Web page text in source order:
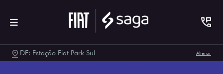
DF: Estação Fiat Park Sul Alterar